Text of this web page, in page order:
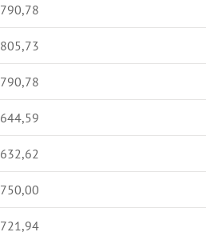
790,78
805,73
790,78
644,59
632,62
750,00
721,94